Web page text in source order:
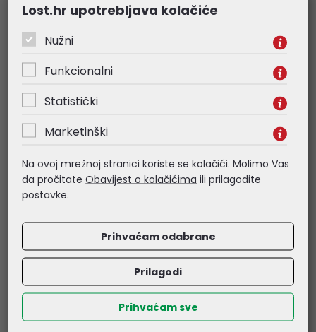
27E1N1300A/00
Šifra: 74456
Šifra:50250
SE2726H FHD, 144Hz, IPS
Antiglare, 16:9, 1000:1,
300 cd/m2, 2xHDMI,
106,87 €
Kataloški broj:SE2726H-09
B1 FHD (1920x1080) IPS
Pivot, 16:9, 350 cd/m2,
1500:1, 120Hz, 1ms, HDMI,
DP, USBx2, zvučnici
105,37 €
Kataloški broj:XB2493HSU-B1
Lost.hr upotrebljava kolačiće
Nužni
Funkcionalni
Statistički
Marketinški
Na ovoj mrežnoj stranici koriste se kolačići. Molimo Vas
da pročitateObavijest o kolačićima ili prilagodite
postavke.
Prihvaćam odabrane
Prilagodi
Prihvaćam sve